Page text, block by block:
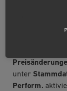
Legen Sie den
prozentual
angezeigt
unter
Perform.